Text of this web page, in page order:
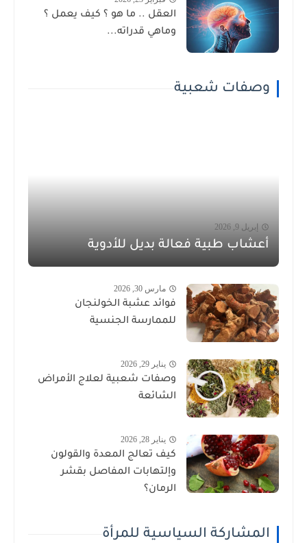
العقل .. ما هو ؟ كيف يعمل ؟
وماهي قدراته...
وصفات شعبية
إبريل 9, 2026
أعشاب طبية فعالة بديل للأدوية
مارس 30, 2026
فوائد عشبة الخولنجان
للممارسة الجنسية
يناير 29, 2026
وصفات شعبية لعلاج الأمراض
الشائعة
يناير 28, 2026
كيف تعالج المعدة والقولون
وإلتهابات المفاصل بقشر
الرمان؟
المشاركة السياسية للمرأة